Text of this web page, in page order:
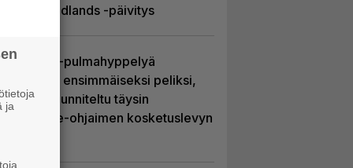
Recon Wildlands -päivitys
Uutta PS5-pulmahyppelyä
kuvaillaan ensimmäiseksi peliksi,
joka on suunniteltu täysin
DualSense-ohjaimen kosketuslevyn
ja